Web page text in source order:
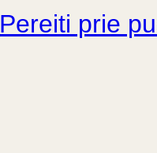
Pereiti prie